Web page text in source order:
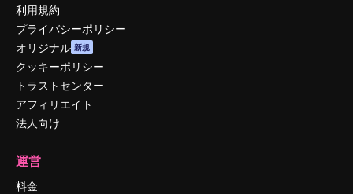
利用規約
プライバシーポリシー
オリジナル 新規
クッキーポリシー
トラストセンター
アフィリエイト
法人向け
運営
料金